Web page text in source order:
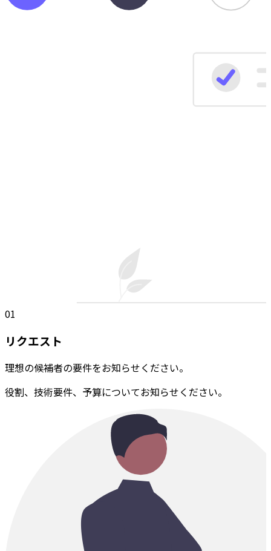
01
リクエスト
理想の候補者の要件をお知らせください。
役割、技術要件、予算についてお知らせください。